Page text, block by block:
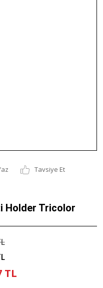
Tavsiye Et
Holder Tricolor
TL